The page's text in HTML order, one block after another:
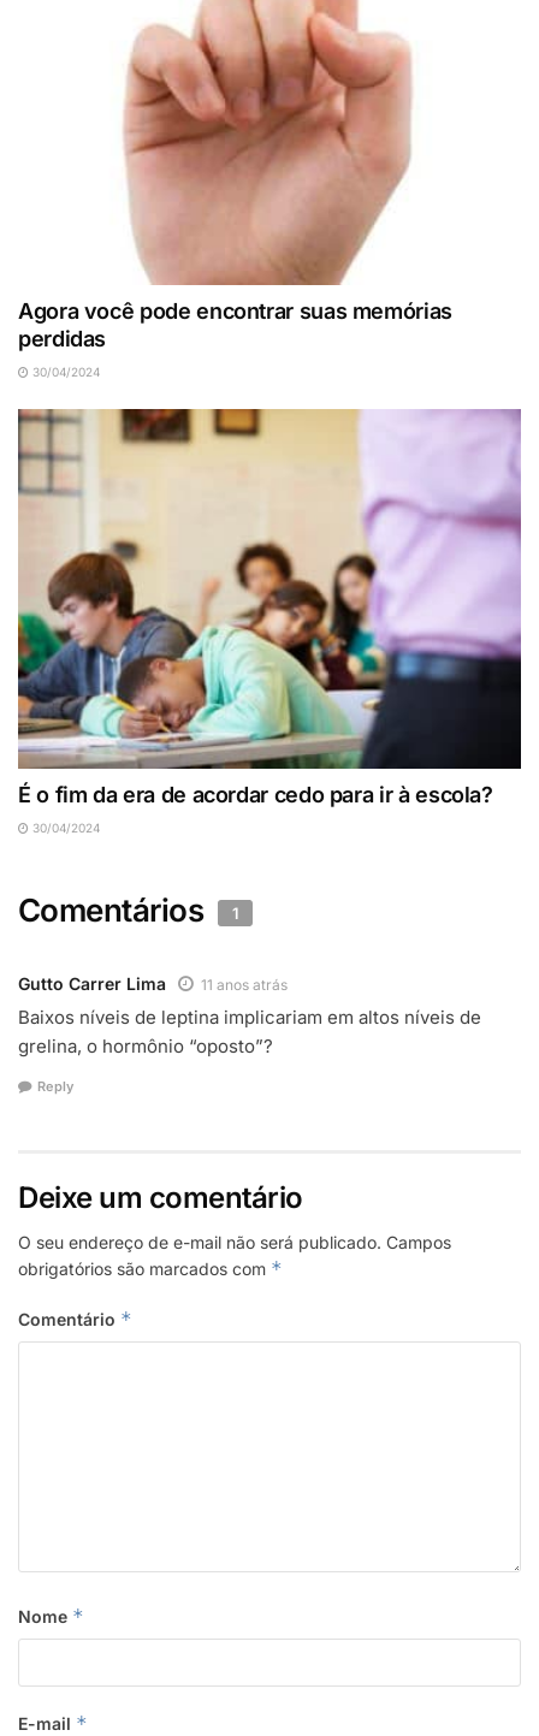
Agora você pode encontrar suas memórias
perdidas
30/04/2024
É o fim da era de acordar cedo para ir à escola?
30/04/2024
Comentários 1
Gutto Carrer Lima 11 anos atrás
Baixos níveis de leptina implicariam em altos níveis de
grelina, o hormônio “oposto”?
Reply
Deixe um comentário
O seu endereço de e-mail não será publicado. Campos
obrigatórios são marcados com *
Comentário *
Nome *
E-mail *